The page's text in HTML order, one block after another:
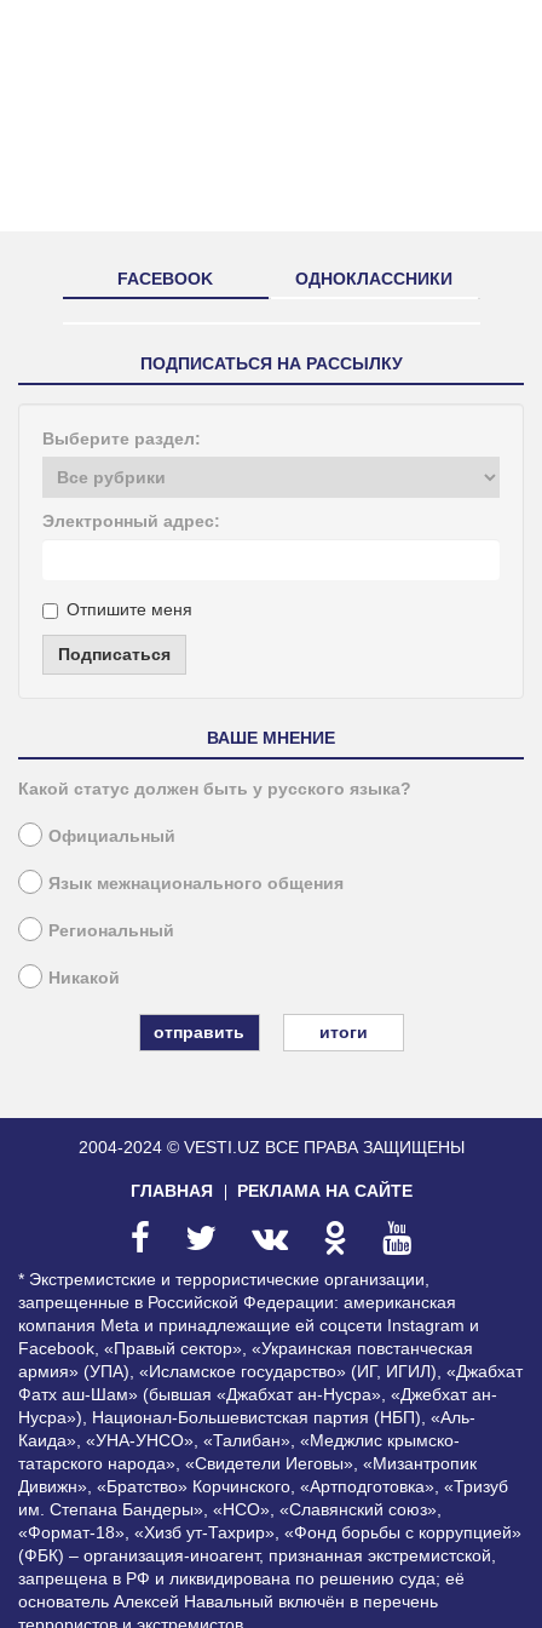
FACEBOOK ОДНОКЛАССНИКИ
ПОДПИСАТЬСЯ НА РАССЫЛКУ
Выберите раздел:
Электронный адрес:
Отпишите меня
Подписаться
ВАШЕ МНЕНИЕ
Какой статус должен быть у русского языка?
Официальный
Язык межнационального общения
Региональный
Никакой
итоги
2004-2024 © VESTI.UZ ВСЕ ПРАВА ЗАЩИЩЕНЫ
ГЛАВНАЯ РЕКЛАМА НА САЙТЕ
* Экстремистские и террористические организации,
запрещенные в Российской Федерации: американская
компания Meta и принадлежащие ей соцсети Instagram и
Facebook, «Правый сектор», «Украинская повстанческая
армия» (УПА), «Исламское государство» (ИГ, ИГИЛ), «Джабхат
Фатх аш-Шам» (бывшая «Джабхат ан-Нусра», «Джебхат ан-
Нусра»), Национал-Большевистская партия (НБП), «Аль-
Каида», «УНА-УНСО», «Талибан», «Меджлис крымско-
татарского народа», «Свидетели Иеговы», «Мизантропик
Дивижн», «Братство» Корчинского, «Артподготовка», «Тризуб
им. Степана Бандеры», «НСО», «Славянский союз»,
«Формат-18», «Хизб ут-Тахрир», «Фонд борьбы с коррупцией»
(ФБК) – организация-иноагент, признанная экстремистской,
запрещена в РФ и ликвидирована по решению суда; её
основатель Алексей Навальный включён в перечень